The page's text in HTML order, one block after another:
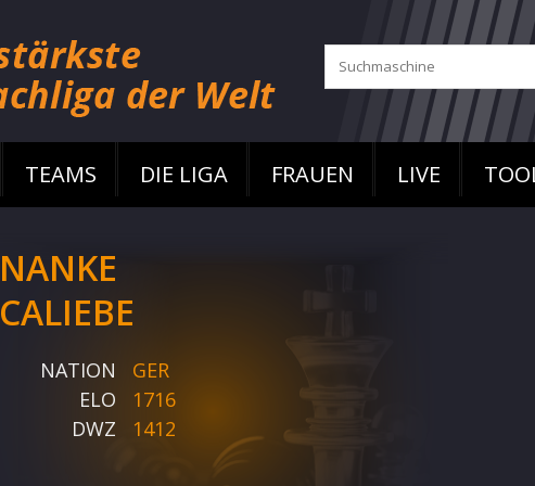
TEAMS DIE LIGA FRAUEN LIVE
NANKE
CALIEBE
NATION
GER
ELO
1716
DWZ
1412